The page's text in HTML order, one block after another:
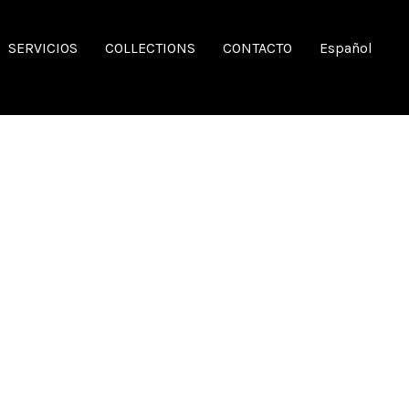
SERVICIOS COLLECTIONS CONTACTO Español